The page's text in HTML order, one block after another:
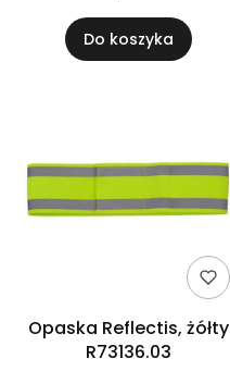
Do koszyka
Opaska Reflectis, żółty
R73136.03